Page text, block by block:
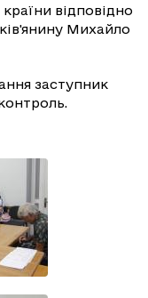
відповідно
Михайло
заступник